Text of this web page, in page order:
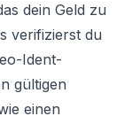
dein Geld zu
verifizierst du
Ident-
gültigen
einen